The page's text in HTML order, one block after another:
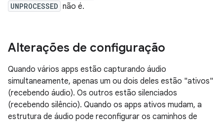
UNPROCESSED não é.
Alterações de configuração
Quando vários apps estão capturando áudio
simultaneamente, apenas um ou dois deles estão "ativos"
(recebendo áudio). Os outros estão silenciados
(recebendo silêncio). Quando os apps ativos mudam, a
estrutura de áudio pode reconfigurar os caminhos de